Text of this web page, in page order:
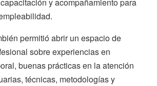
permitió abrir un espacio de
sobre experiencias en
buenas prácticas en la atención
técnicas, metodologías y